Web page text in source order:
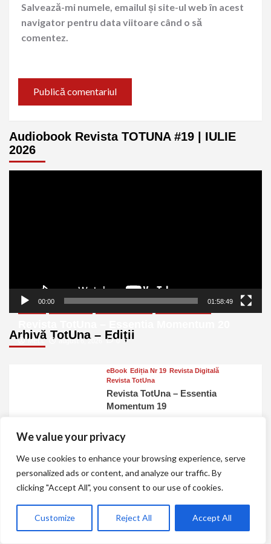
We value your privacy
We use cookies to enhance your browsing experience, serve
personalized ads or content, and analyze our traffic. By
clicking "Accept All", you consent to our use of cookies.
Customize Reject All Accept All
Salvează-mi numele, emailul și site-ul web în acest
navigator pentru data viitoare când o să
comentez.
Audiobook Revista TOTUNA #19 | IULIE
2026
00:00 01:58:49
Arhivă TotUna – Ediții
MELL august 6, 2026 0
eBook Ediția Nr 19 Revista Digitală
Revista TotUna
Revista TotUna – Essentia
Momentum 19
eBook
Revista TotUna – Essentia
Momentum 18
MELL iunie 4, 2026 0
Revista TotUna